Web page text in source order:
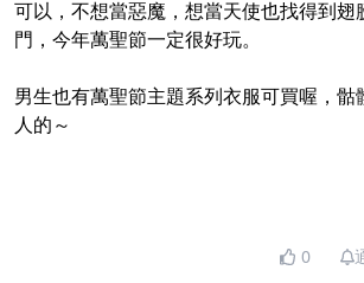
可以，不想當惡魔，想當天使也找得到翅
門，今年萬聖節一定很好玩。
男生也有萬聖節主題系列衣服可買喔，骷
人的～
0